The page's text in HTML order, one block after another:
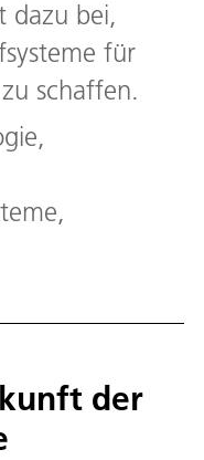
dazu bei,
für
schaffen.
der